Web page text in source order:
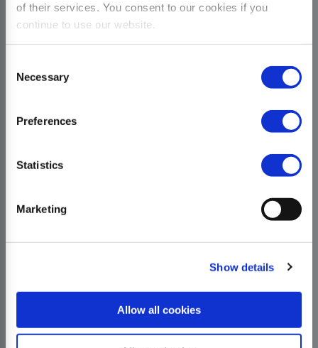
of their services. You consent to our cookies if you
continue to use our website.
Selection
Necessary
Preferences
Statistics
Marketing
Show details
Allow all cookies